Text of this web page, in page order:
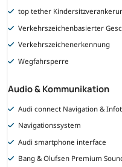
top tether
Verkehrszeichenbasierter
Verkehrszeichenerkennung
Wegfahrsperre
Audio & Kommunikation
Audi connect Navigation &
Navigationssystem
Audi smartphone interface
Bang & Olufsen Premium